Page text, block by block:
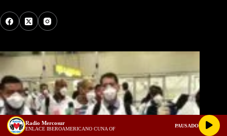
Radio Mercosur
ENLACE IBEROAMERICANO CUNA OF
PAUSADO